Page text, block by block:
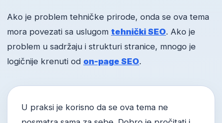
Ako je problem tehničke prirode, onda se ova tema
mora povezati sa uslugom tehnički SEO. Ako je
problem u sadržaju i strukturi stranice, mnogo je
logičnije krenuti od on-page SEO.
U praksi je korisno da se ova tema ne